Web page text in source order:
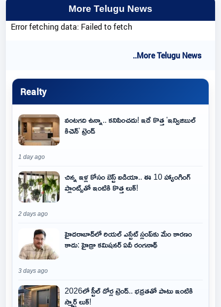
More Telugu News
Error fetching data: Failed to fetch
..More Telugu News
Realty
వంటగది ఉన్నా.. కనిపించదు! ఇదే కొత్త 'ఇన్విజిబుల్
కిచెన్' ట్రెండ్
1 day ago
చిన్న ఇళ్ల కోసం బెస్ట్ ఐడియా.. ఈ 10 హ్యాంగింగ్
ప్లాంట్స్‌తో ఇంటికి కొత్త లుక్!
2 days ago
హైదరాబాద్‌లో రియల్ ఎస్టేట్ స్లంప్‌కు మేం కారణం
కాదు: హైడ్రా కమిషనర్ ఏవీ రంగనాథ్
3 days ago
2026లో స్టీల్ డోర్ల ట్రెండ్.. భద్రతతో పాటు ఇంటికి
స్మార్ట్ లుక్!